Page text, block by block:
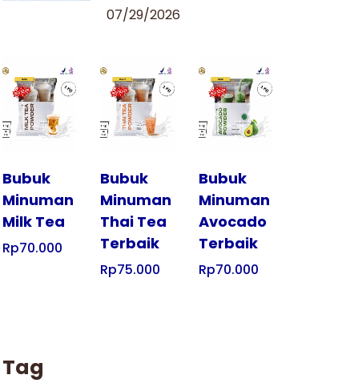
07/29/2026
Tampilkan
Bubuk
Minuman
Milk Tea
Rp70.000
Tampilkan
Bubuk
Minuman
Thai Tea
Terbaik
Rp75.000
Tampilkan
Bubuk
Minuman
Avocado
Terbaik
Rp70.000
Tag